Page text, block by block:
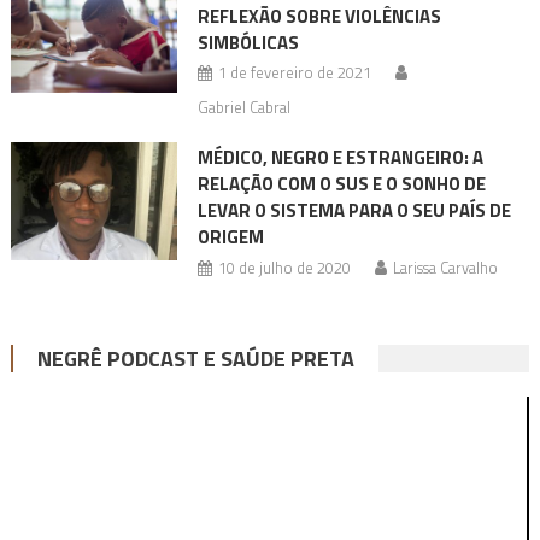
REFLEXÃO SOBRE VIOLÊNCIAS
SIMBÓLICAS
1 de fevereiro de 2021
Gabriel Cabral
MÉDICO, NEGRO E ESTRANGEIRO: A
RELAÇÃO COM O SUS E O SONHO DE
LEVAR O SISTEMA PARA O SEU PAÍS DE
ORIGEM
10 de julho de 2020 Larissa Carvalho
NEGRÊ PODCAST E SAÚDE PRETA